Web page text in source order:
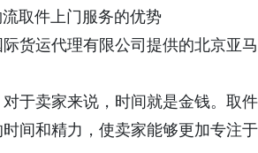
取件上门服务的优势
货运代理有限公司提供的北京亚
于卖家来说，时间就是金钱。取
间和精力，使卖家能够更加专注